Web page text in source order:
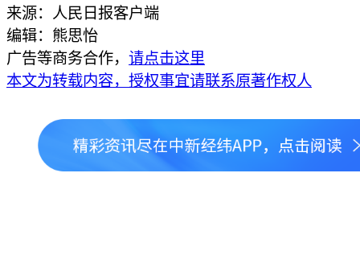
来源：人民日报客户端
编辑：熊思怡
广告等商务合作， 请点击这里
本文为转载内容，授权事宜请联系原著作权人